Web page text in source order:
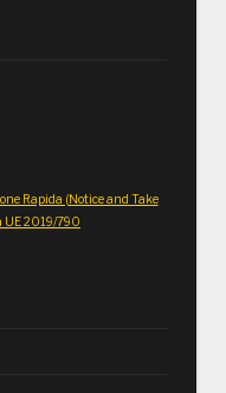
Rapida (Notice and Take
UE 2019/790